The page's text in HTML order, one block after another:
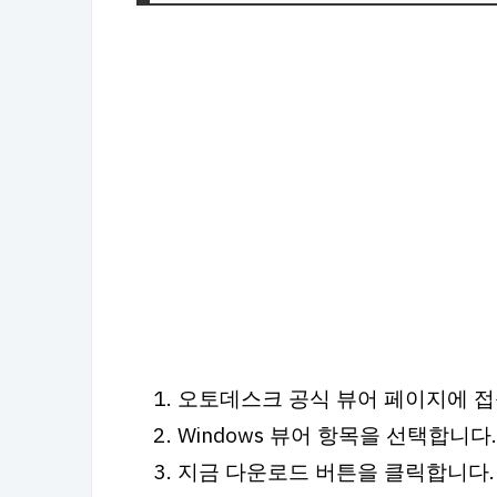
오토데스크 공식 뷰어 페이지에
Windows 뷰어 항목을 선택합니다.
지금 다운로드 버튼을 클릭합니다.